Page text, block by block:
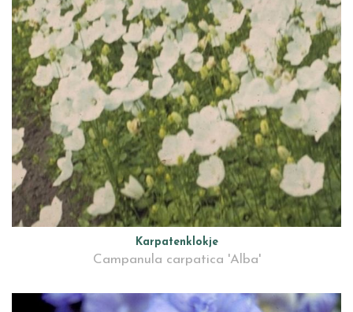
Karpatenklokje
Campanula carpatica 'Alba'